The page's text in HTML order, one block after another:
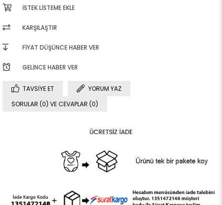
İSTEK LISTEME EKLE
KARŞILAŞTIR
FIYAT DÜŞÜNCE HABER VER
GELINCE HABER VER
TAVSIYE ET
YORUM YAZ
SORULAR (0) VE CEVAPLAR (0)